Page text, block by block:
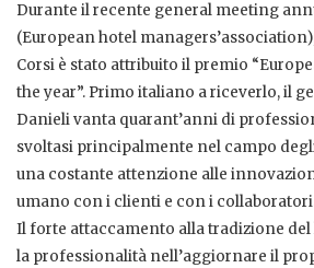
Durante il recente general meeting
(European hotel
Corsi è stato attribuito il premio
the year”. Primo italiano a riceverlo, il
Danieli vanta quarant’anni di
svoltasi principalmente nel campo
una costante attenzione alle
umano con i clienti e con i
Il forte attaccamento alla tradizione del
la professionalità nell’aggiornare il